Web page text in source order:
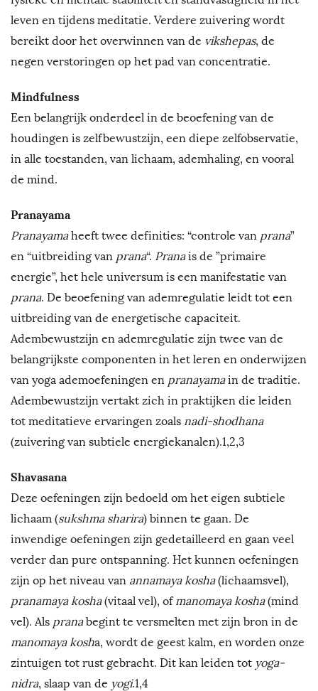
leven en tijdens meditatie. Verdere zuivering wordt
bereikt door het overwinnen van de vikshepas, de
negen verstoringen op het pad van concentratie.
Mindfulness
Een belangrijk onderdeel in de beoefening van de
houdingen is zelfbewustzijn, een diepe zelfobservatie,
in alle toestanden, van lichaam, ademhaling, en vooral
de mind.
Pranayama
Pranayamaheeft twee definities: “controle van prana”
en “uitbreiding van prana“. Pranais de ”primaire
energie”, het hele universum is een manifestatie van
prana. De beoefening van ademregulatie leidt tot een
uitbreiding van de energetische capaciteit.
Adembewustzijn en ademregulatie zijn twee van de
belangrijkste componenten in het leren en onderwijzen
van yoga ademoefeningen en pranayamain de traditie.
Adembewustzijn vertakt zich in praktijken die leiden
tot meditatieve ervaringen zoals nadi-shodhana
(zuivering van subtiele energiekanalen).1,2,3
Shavasana
Deze oefeningen zijn bedoeld om het eigen subtiele
lichaam (sukshma sharira) binnen te gaan. De
inwendige oefeningen zijn gedetailleerd en gaan veel
verder dan pure ontspanning. Het kunnen oefeningen
zijn op het niveau van annamaya kosha(lichaamsvel),
pranamaya kosha(vitaal vel), ofmanomaya kosha(mind
vel). Als pranabegint te versmelten met zijn bron in de
manomaya kosha, wordt de geest kalm, en worden onze
zintuigen tot rust gebracht. Dit kan leiden tot yoga-
nidra, slaap van de yogi.1,4